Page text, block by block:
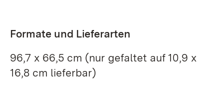
Formate und Lieferarten
96,7 x 66,5 cm (nur gefaltet auf 10,9 x
16,8 cm lieferbar)